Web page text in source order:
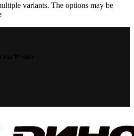
variants. The options may be